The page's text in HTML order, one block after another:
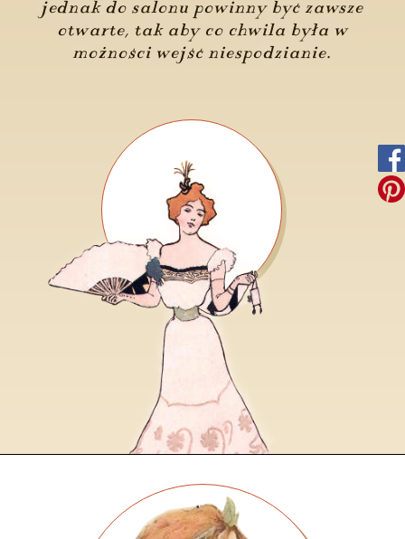
jednak do salonu powinny być zawsze
otwarte, tak aby co chwila była w
możności wejść niespodzianie.